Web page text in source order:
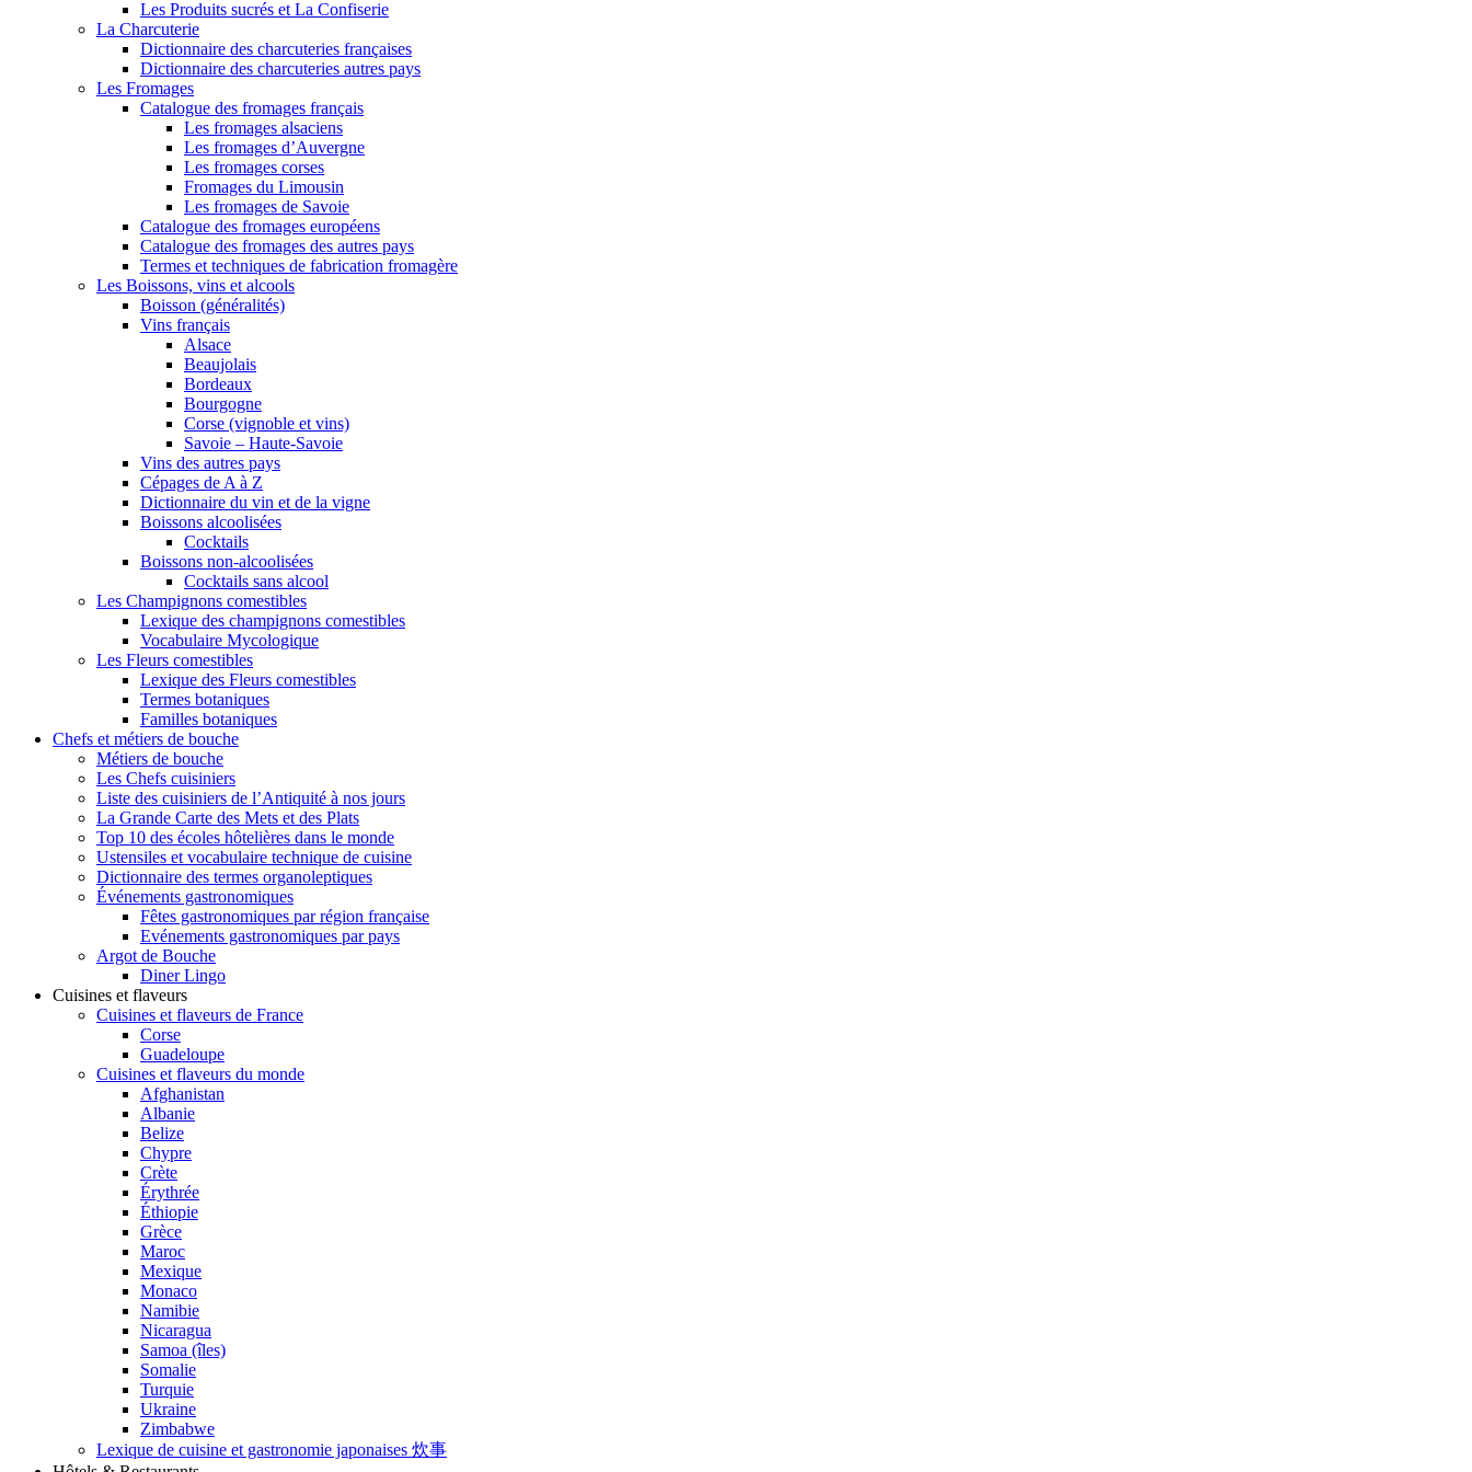
Les Produits sucrés et La Confiserie
La Charcuterie
Dictionnaire des charcuteries françaises
Dictionnaire des charcuteries autres pays
Les Fromages
Catalogue des fromages français
Les fromages alsaciens
Les fromages d’Auvergne
Les fromages corses
Fromages du Limousin
Les fromages de Savoie
Catalogue des fromages européens
Catalogue des fromages des autres pays
Termes et techniques de fabrication fromagère
Les Boissons, vins et alcools
Boisson (généralités)
Vins français
Alsace
Beaujolais
Bordeaux
Bourgogne
Corse (vignoble et vins)
Savoie – Haute-Savoie
Vins des autres pays
Cépages de A à Z
Dictionnaire du vin et de la vigne
Boissons alcoolisées
Cocktails
Boissons non-alcoolisées
Cocktails sans alcool
Les Champignons comestibles
Lexique des champignons comestibles
Vocabulaire Mycologique
Les Fleurs comestibles
Lexique des Fleurs comestibles
Termes botaniques
Familles botaniques
Chefs et métiers de bouche
Métiers de bouche
Les Chefs cuisiniers
Liste des cuisiniers de l’Antiquité à nos jours
La Grande Carte des Mets et des Plats
Top 10 des écoles hôtelières dans le monde
Ustensiles et vocabulaire technique de cuisine
Dictionnaire des termes organoleptiques
Événements gastronomiques
Fêtes gastronomiques par région française
Evénements gastronomiques par pays
Argot de Bouche
Diner Lingo
Cuisines et flaveurs
Cuisines et flaveurs de France
Corse
Guadeloupe
Cuisines et flaveurs du monde
Afghanistan
Albanie
Belize
Chypre
Crète
Érythrée
Éthiopie
Grèce
Maroc
Mexique
Monaco
Namibie
Nicaragua
Samoa (îles)
Somalie
Turquie
Ukraine
Zimbabwe
Lexique de cuisine et gastronomie japonaises 炊事